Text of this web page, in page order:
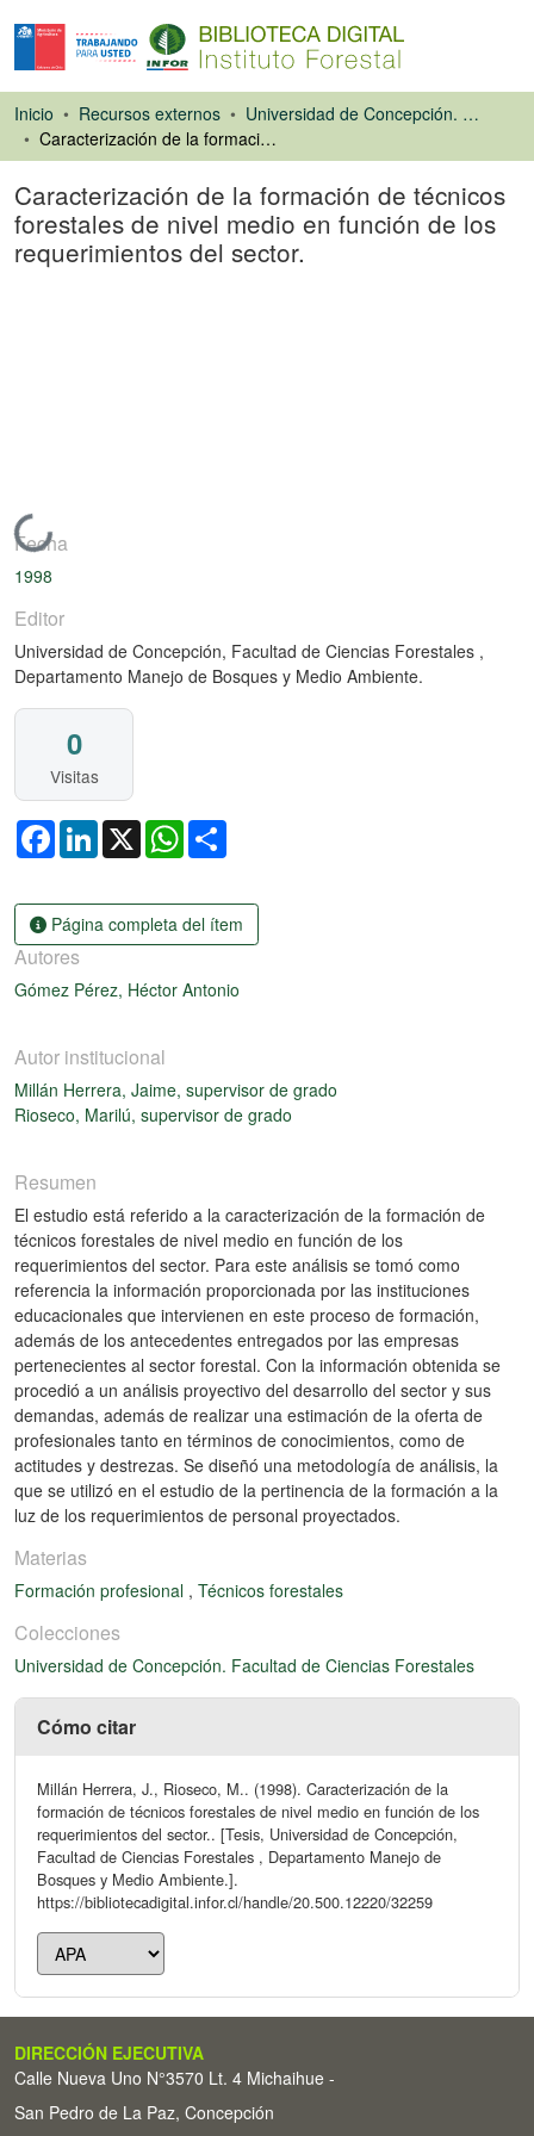
Inicio Recursos externos
Universidad de Concepción. Facultad de Ciencias Forestales
Caracterización de la formación de técnicos forestales de nivel medio en función de los requerimientos del sector.
Caracterización de la formación de técnicos
forestales de nivel medio en función de los
requerimientos del sector.
Cargando...
Fecha
1998
Editor
Universidad de Concepción, Facultad de Ciencias Forestales ,
Departamento Manejo de Bosques y Medio Ambiente.
0
Visitas
FacebookLinkedIn
X WhatsApp
Página completa del ítem
Autores
Gómez Pérez, Héctor Antonio
Autor institucional
Millán Herrera, Jaime, supervisor de grado
Rioseco, Marilú, supervisor de grado
Resumen
El estudio está referido a la caracterización de la formación de
técnicos forestales de nivel medio en función de los
requerimientos del sector. Para este análisis se tomó como
referencia la información proporcionada por las instituciones
educacionales que intervienen en este proceso de formación,
además de los antecedentes entregados por las empresas
pertenecientes al sector forestal. Con la información obtenida se
procedió a un análisis proyectivo del desarrollo del sector y sus
demandas, además de realizar una estimación de la oferta de
profesionales tanto en términos de conocimientos, como de
actitudes y destrezas. Se diseñó una metodología de análisis, la
que se utilizó en el estudio de la pertinencia de la formación a la
luz de los requerimientos de personal proyectados.
Materias
Formación profesional , Técnicos forestales
Colecciones
Universidad de Concepción. Facultad de Ciencias Forestales
Cómo citar
Millán Herrera, J., Rioseco, M.. (1998). Caracterización de la
formación de técnicos forestales de nivel medio en función de los
requerimientos del sector.. [Tesis, Universidad de Concepción,
Facultad de Ciencias Forestales , Departamento Manejo de
Bosques y Medio Ambiente.].
https://bibliotecadigital.infor.cl/handle/20.500.12220/32259
DIRECCIÓN EJECUTIVA
Calle Nueva Uno N°3570 Lt. 4 Michaihue -
San Pedro de La Paz, Concepción